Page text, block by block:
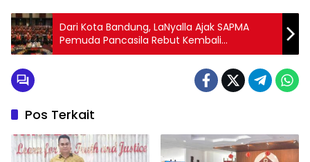
Dari Kota Bandung, LaNyalla Ajak SAPMA
Pemuda Pancasila Rebut Kembali
Kedaulatan Rakyat
Pos Terkait